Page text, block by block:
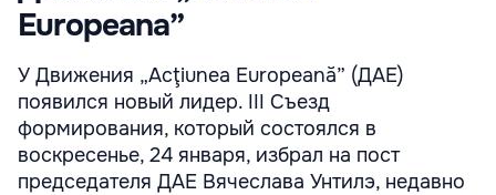
Europeana”
У Движения „Acţiunea Europeană” (ДАЕ)
появился новый лидер. III Съезд
формирования, который состоялся в
воскресенье, 24 января, избрал на пост
председателя ДАЕ Вячеслава Унтилэ, недавно